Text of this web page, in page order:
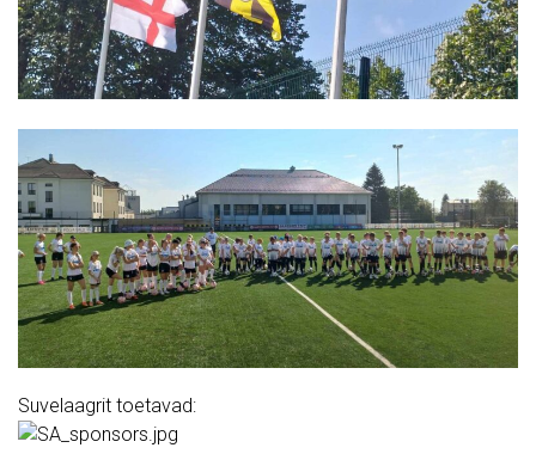
Suvelaagrit toetavad: